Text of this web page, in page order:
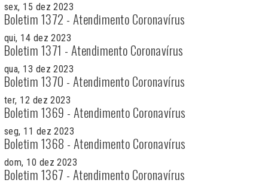
sex, 15 dez 2023
Boletim 1372 - Atendimento Coronavírus
qui, 14 dez 2023
Boletim 1371 - Atendimento Coronavírus
qua, 13 dez 2023
Boletim 1370 - Atendimento Coronavírus
ter, 12 dez 2023
Boletim 1369 - Atendimento Coronavírus
seg, 11 dez 2023
Boletim 1368 - Atendimento Coronavírus
dom, 10 dez 2023
Boletim 1367 - Atendimento Coronavírus